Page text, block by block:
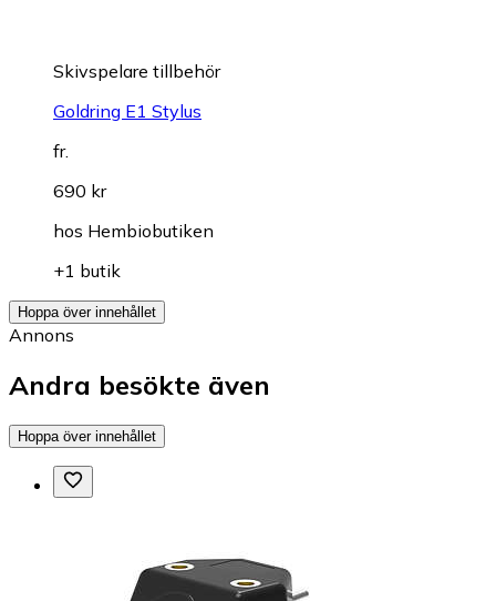
Skivspelare tillbehör
Goldring E1 Stylus
fr.
690 kr
hos Hembiobutiken
+1 butik
Hoppa över innehållet
Annons
Andra besökte även
Hoppa över innehållet